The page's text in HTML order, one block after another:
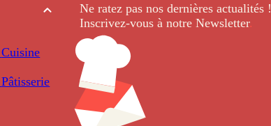
Cuisine
Pâtisserie
Ne ratez pas nos dernièresactualités !
Inscrivez-vous à notre Newsletter.